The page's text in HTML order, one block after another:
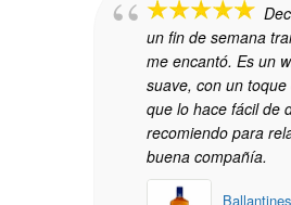
un fin de semana
me encantó. Es un
suave, con un
que lo hace fácil de
recomiendo para
buena compañía.